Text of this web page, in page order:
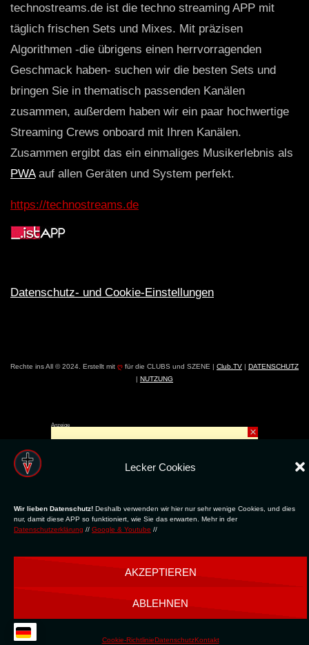
Lecker Cookies
Wir lieben Datenschutz! Deshalb verwenden wir hier nur sehr wenige Cookies, und dies
nur, damit diese APP so funktioniert, wie Sie das erwarten. Mehr in der
Datenschutzerklärung // Google & Youtube //
AKZEPTIEREN
ABLEHNEN
Cookie-RichtlinieDatenschutzKontakt
technostreams.de ist die techno streaming APP mit
täglich frischen Sets und Mixes. Mit präzisen
Algorithmen -die übrigens einen herrvorragenden
Geschmack haben- suchen wir die besten Sets und
bringen Sie in thematisch passenden Kanälen
zusammen, außerdem haben wir ein paar hochwertige
Streaming Crews onboard mit Ihren Kanälen.
Zusammen ergibt das ein einmaliges Musikerlebnis als
PWAauf allen Geräten und System perfekt.
https://technostreams.de
Datenschutz- und Cookie-Einstellungen
Rechte ins All © 2024. Erstellt mit ღ für die CLUBS und SZENE | Club.TV | DATENSCHUTZ
| NUTZUNG
Anzeige
×